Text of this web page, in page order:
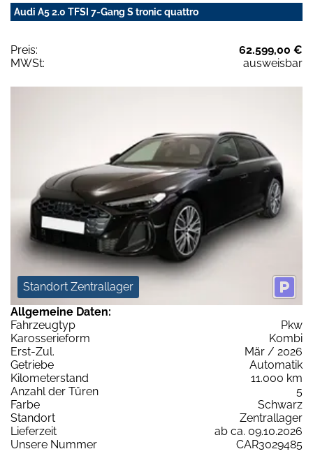
Audi A5 2.0 TFSI 7-Gang S tronic quattro
Preis:
62.599,00 €
MWSt:
ausweisbar
Standort Zentrallager
Allgemeine Daten:
Fahrzeugtyp
Pkw
Karosserieform
Kombi
Erst-Zul.
Mär / 2026
Getriebe
Automatik
Kilometerstand
11.000 km
Anzahl der Türen
5
Farbe
Schwarz
Standort
Zentrallager
Lieferzeit
ab ca. 09.10.2026
Unsere Nummer
CAR3029485